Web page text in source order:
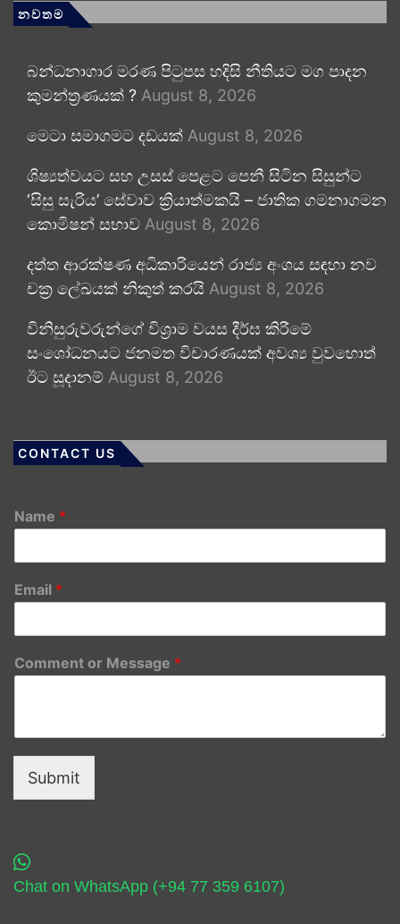
නවතම
බන්ධනාගාර මරණ පිටුපස හදිසි නීතියට මග පාදන
කුමන්ත්‍රණයක් ? August 8, 2026
මෙටා සමාගමට දඩයක් August 8, 2026
ශිෂ්‍යත්වයට සහ උසස් පෙළට පෙනී සිටින සිසුන්ට
‘සිසු සැරිය’ සේවාව ක්‍රියාත්මකයි – ජාතික ගමනාගමන
කොමිෂන් සභාව August 8, 2026
දත්ත ආරක්ෂණ අධිකාරියෙන් රාජ්‍ය අංශය සඳහා නව
චක්‍ර ලේඛයක් නිකුත් කරයි August 8, 2026
විනිසුරුවරුන්ගේ විශ්‍රාම වයස දීර්ඝ කිරීමේ
සංශෝධනයට ජනමත විචාරණයක් අවශ්‍ය වුවහොත්
ඊට සූදානම් August 8, 2026
CONTACT US
Name *
Email *
Comment or Message *
Submit
Chat on WhatsApp (+94 77 359 6107)